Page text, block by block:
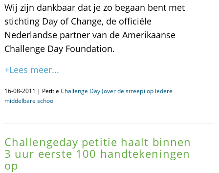
Wij zijn dankbaar dat je zo begaan bent met
stichting Day of Change, de officiële
Nederlandse partner van de Amerikaanse
Challenge Day Foundation.
+Lees meer...
16-08-2011 | Petitie Challenge Day (over de streep) op iedere
middelbare school
Challengeday petitie haalt binnen
3 uur eerste 100 handtekeningen
op